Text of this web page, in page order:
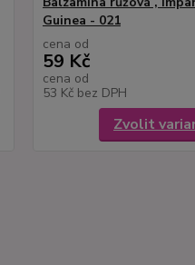
Guinea - 021
cena od
59 Kč
cena od
53 Kč bez DPH
Zvolit